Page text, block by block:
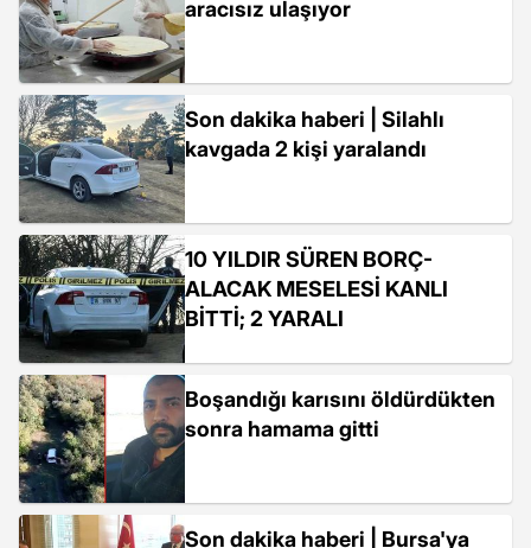
aracısız ulaşıyor
Son dakika haberi | Silahlı
kavgada 2 kişi yaralandı
10 YILDIR SÜREN BORÇ-
ALACAK MESELESİ KANLI
BİTTİ; 2 YARALI
Boşandığı karısını öldürdükten
sonra hamama gitti
Son dakika haberi | Bursa'ya